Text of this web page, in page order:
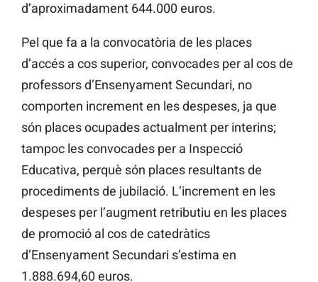
d’aproximadament 644.000 euros.
Pel que fa a la convocatòria de les places
d’accés a cos superior, convocades per al cos de
professors d’Ensenyament Secundari, no
comporten increment en les despeses, ja que
són places ocupades actualment per interins;
tampoc les convocades per a Inspecció
Educativa, perquè són places resultants de
procediments de jubilació. L’increment en les
despeses per l’augment retributiu en les places
de promoció al cos de catedràtics
d’Ensenyament Secundari s’estima en
1.888.694,60 euros.